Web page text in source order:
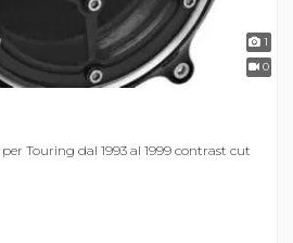
1
0
Touring dal 1993 al 1999 contrast cut